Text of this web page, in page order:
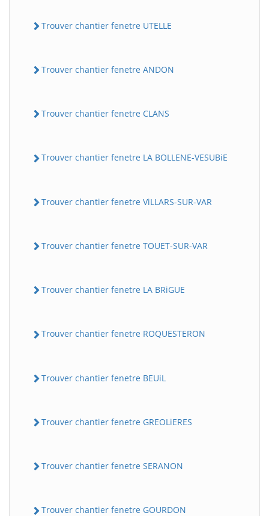
Trouver chantier fenetre UTELLE
Trouver chantier fenetre ANDON
Trouver chantier fenetre CLANS
Trouver chantier fenetre LA BOLLENE-VESUBiE
Trouver chantier fenetre ViLLARS-SUR-VAR
Trouver chantier fenetre TOUET-SUR-VAR
Trouver chantier fenetre LA BRiGUE
Trouver chantier fenetre ROQUESTERON
Trouver chantier fenetre BEUiL
Trouver chantier fenetre GREOLiERES
Trouver chantier fenetre SERANON
Trouver chantier fenetre GOURDON